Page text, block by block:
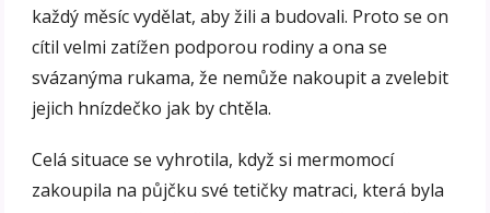
každý měsíc vydělat, aby žili a budovali. Proto se on
cítil velmi zatížen podporou rodiny a ona se
svázanýma rukama, že nemůže nakoupit a zvelebit
jejich hnízdečko jak by chtěla.
Celá situace se vyhrotila, když si mermomocí
zakoupila na půjčku své tetičky matraci, která byla